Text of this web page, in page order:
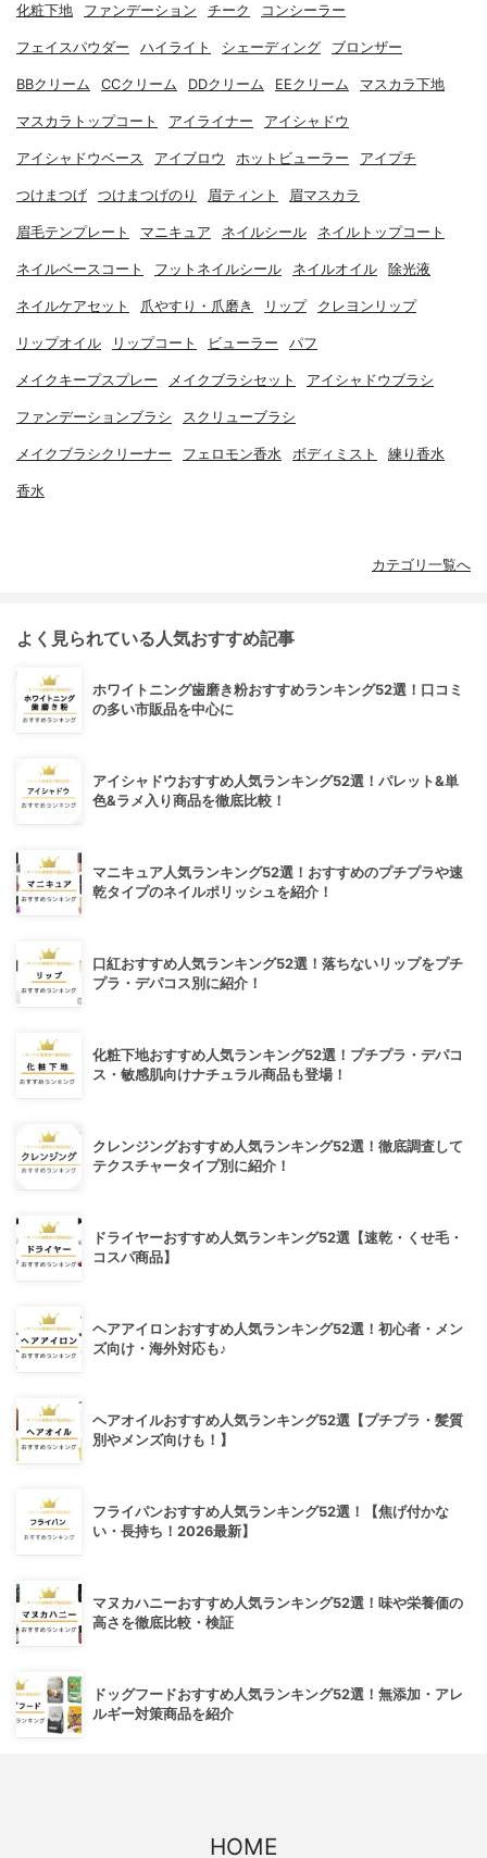
化粧下地 ファンデーション チーク コンシーラー
フェイスパウダー ハイライト シェーディング ブロンザー
BBクリーム CCクリーム DDクリーム EEクリーム マスカラ下地
マスカラトップコート アイライナー アイシャドウ
アイシャドウベース アイブロウ ホットビューラー アイプチ
つけまつげ つけまつげのり 眉ティント 眉マスカラ
眉毛テンプレート マニキュア ネイルシール ネイルトップコート
ネイルベースコート フットネイルシール ネイルオイル 除光液
ネイルケアセット 爪やすり・爪磨き リップ クレヨンリップ
リップオイル リップコート ビューラー パフ
メイクキープスプレー メイクブラシセット アイシャドウブラシ
ファンデーションブラシ スクリューブラシ
メイクブラシクリーナー フェロモン香水 ボディミスト 練り香水
香水
カテゴリ一覧へ
よく見られている人気おすすめ記事
ホワイトニング歯磨き粉おすすめランキング52選！口コミ
の多い市販品を中心に
アイシャドウおすすめ人気ランキング52選！パレット&単
色&ラメ入り商品を徹底比較！
マニキュア人気ランキング52選！おすすめのプチプラや速
乾タイプのネイルポリッシュを紹介！
口紅おすすめ人気ランキング52選！落ちないリップをプチ
プラ・デパコス別に紹介！
化粧下地おすすめ人気ランキング52選！プチプラ・デパコ
ス・敏感肌向けナチュラル商品も登場！
クレンジングおすすめ人気ランキング52選！徹底調査して
テクスチャータイプ別に紹介！
ドライヤーおすすめ人気ランキング52選【速乾・くせ毛・
コスパ商品】
ヘアアイロンおすすめ人気ランキング52選！初心者・メン
ズ向け・海外対応も♪
ヘアオイルおすすめ人気ランキング52選【プチプラ・髪質
別やメンズ向けも！】
フライパンおすすめ人気ランキング52選！【焦げ付かな
い・長持ち！2026最新】
マヌカハニーおすすめ人気ランキング52選！味や栄養価の
高さを徹底比較・検証
ドッグフードおすすめ人気ランキング52選！無添加・アレ
ルギー対策商品を紹介
HOME